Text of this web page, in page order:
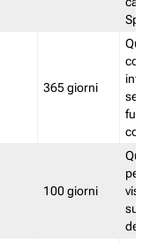
Split
365 giorni
100 giorni
su